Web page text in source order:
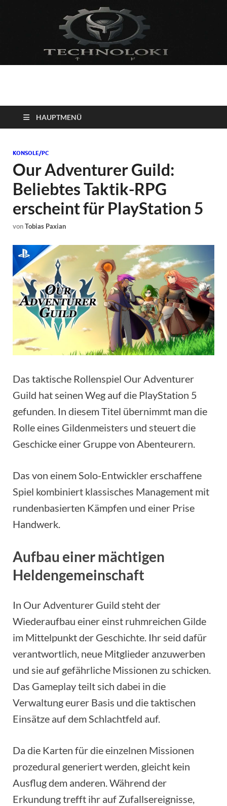
Technoloki: Gaming
und Entertainment
News
Blockbuster, Indie-Perlen und Retro-Klassiker.
HAUPTMENÜ
KONSOLE/PC
Our Adventurer Guild:
Beliebtes Taktik-RPG
erscheint für PlayStation 5
vonTobias Paxian
Das taktische Rollenspiel Our Adventurer
Guild hat seinen Weg auf die PlayStation 5
gefunden. In diesem Titel übernimmt man die
Rolle eines Gildenmeisters und steuert die
Geschicke einer Gruppe von Abenteurern.
Das von einem Solo-Entwickler erschaffene
Spiel kombiniert klassisches Management mit
rundenbasierten Kämpfen und einer Prise
Handwerk.
Aufbau einer mächtigen
Heldengemeinschaft
In Our Adventurer Guild steht der
Wiederaufbau einer einst ruhmreichen Gilde
im Mittelpunkt der Geschichte. Ihr seid dafür
verantwortlich, neue Mitglieder anzuwerben
und sie auf gefährliche Missionen zu schicken.
Das Gameplay teilt sich dabei in die
Verwaltung eurer Basis und die taktischen
Einsätze auf dem Schlachtfeld auf.
Da die Karten für die einzelnen Missionen
prozedural generiert werden, gleicht kein
Ausflug dem anderen. Während der
Erkundung trefft ihr auf Zufallsereignisse,